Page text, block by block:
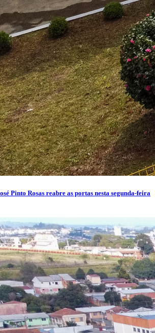
Pinto Rosas reabre as portas nesta segunda-feira